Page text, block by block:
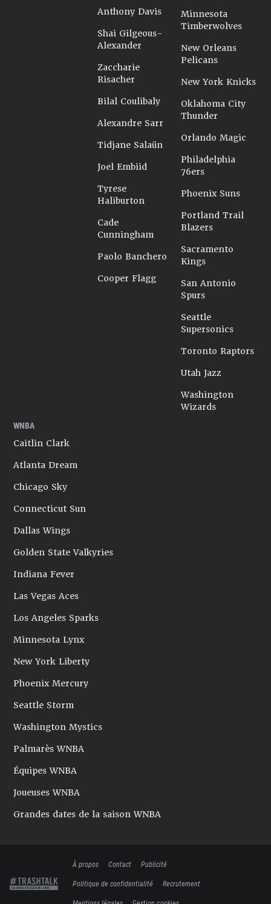
Anthony Davis
Shai Gilgeous-
Alexander
Zaccharie
Risacher
Bilal Coulibaly
Alexandre Sarr
Tidjane Salaün
Joel Embiid
Tyrese
Haliburton
Cade
Cunningham
Paolo Banchero
Cooper Flagg
Minnesota
Timberwolves
New Orleans
Pelicans
New York Knicks
Oklahoma City
Thunder
Orlando Magic
Philadelphia
76ers
Phoenix Suns
Portland Trail
Blazers
Sacramento
Kings
San Antonio
Spurs
Seattle
Supersonics
Toronto Raptors
Utah Jazz
Washington
Wizards
WNBA
Caitlin Clark
Atlanta Dream
Chicago Sky
Connecticut Sun
Dallas Wings
Golden State Valkyries
Indiana Fever
Las Vegas Aces
Los Angeles Sparks
Minnesota Lynx
New York Liberty
Phoenix Mercury
Seattle Storm
Washington Mystics
Palmarès WNBA
Équipes WNBA
Joueuses WNBA
Grandes dates de la saison WNBA
À propos Contact
Publicité
Politique de confidentialité
Recrutement